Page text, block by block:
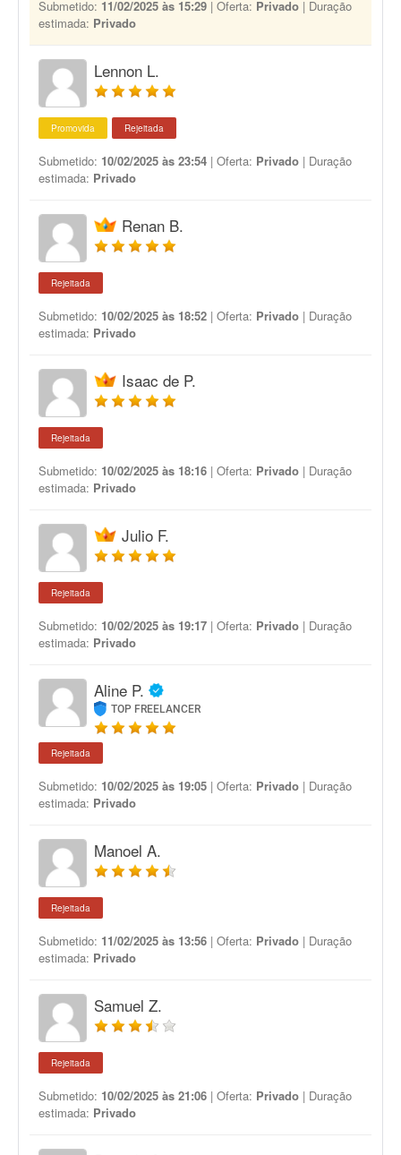
Submetido: 11/02/2025 às 15:29 | Oferta: Privado | Duração
estimada: Privado
Lennon L.
Promovida Rejeitada
Submetido: 10/02/2025 às 23:54 | Oferta: Privado | Duração
estimada: Privado
Renan B.
Rejeitada
Submetido: 10/02/2025 às 18:52 | Oferta: Privado | Duração
estimada: Privado
Isaac de P.
Rejeitada
Submetido: 10/02/2025 às 18:16 | Oferta: Privado | Duração
estimada: Privado
Julio F.
Rejeitada
Submetido: 10/02/2025 às 19:17 | Oferta: Privado | Duração
estimada: Privado
Aline P.
TOP FREELANCER
Rejeitada
Submetido: 10/02/2025 às 19:05 | Oferta: Privado | Duração
estimada: Privado
Manoel A.
Rejeitada
Submetido: 11/02/2025 às 13:56 | Oferta: Privado | Duração
estimada: Privado
Samuel Z.
Rejeitada
Submetido: 10/02/2025 às 21:06 | Oferta: Privado | Duração
estimada: Privado